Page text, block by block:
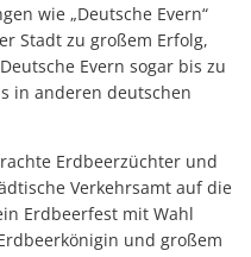
wie „Deutsche Evern“
Stadt zu großem Erfolg,
Evern sogar bis zu
in anderen deutschen
Erdbeerzüchter und
Verkehrsamt auf die
Erdbeerfest mit Wahl
und großem